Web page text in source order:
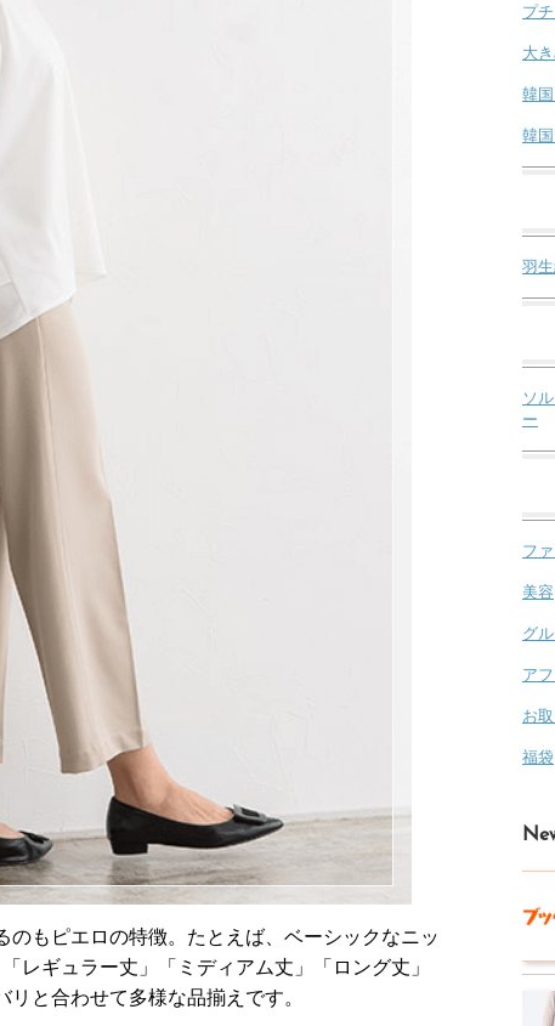
のもピエロの特徴。たとえば、ベーシックなニッ
レギュラー丈」「ミディアム丈」「ロング丈」
リと合わせて多様な品揃えです。
プ
大
韓
韓
羽
ソ
ー
フ
美容
グル
ア
お
福袋